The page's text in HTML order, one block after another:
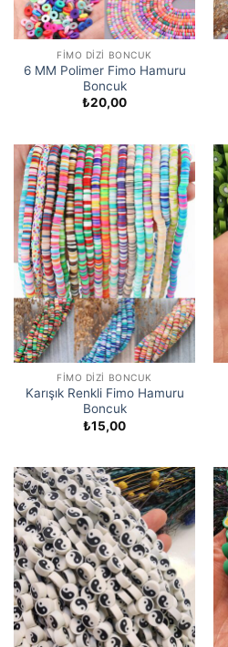
FIMO DIZI BONCUK
6 MM Polimer Fimo Hamuru
Boncuk
₺20,00
FIMO DIZI BONCUK
Karışık Renkli Fimo Hamuru
Boncuk
₺15,00